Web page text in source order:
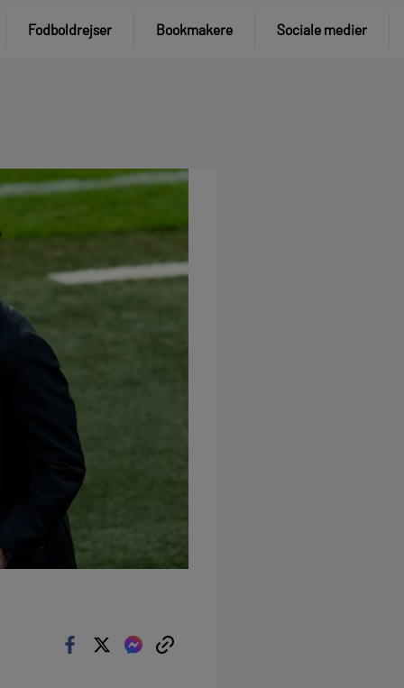
Fodboldrejser Bookmakere Sociale medier